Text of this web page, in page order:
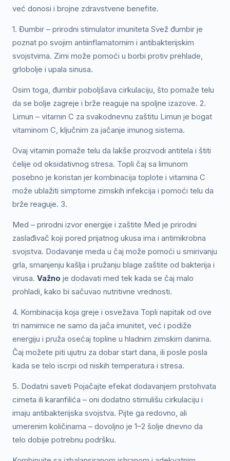
već donosi i brojne zdravstvene benefite.
1. Đumbir – prirodni stimulator imuniteta Svež đumbir je
poznat po svojim antiinflamatornim i antibakterijskim
svojstvima. Zimi može pomoći u borbi protiv prehlade,
grlobolje i upala sinusa.
Osim toga, đumbir poboljšava cirkulaciju, što pomaže telu
da se bolje zagreje i brže reaguje na spoljne izazove. 2.
Limun – vitamin C za svakodnevnu zaštitu Limun je bogat
vitaminom C, ključnim za jačanje imunog sistema.
Ovaj vitamin pomaže telu da lakše proizvodi antitela i štiti
ćelije od oksidativnog stresa. Topli čaj sa limunom
posebno je koristan jer kombinacija toplote i vitamina C
može ublažiti simptome zimskih infekcija i pomoći telu da
brže reaguje. 3.
Med – prirodni izvor energije i zaštite Med je prirodni
zaslađivač koji pored prijatnog ukusa ima i antimikrobna
svojstva. Dodavanje meda u čaj može pomoći u smirivanju
grla, smanjenju kašlja i pružanju blage zaštite od bakterija i
virusa. Važno je dodavati med tek kada se čaj malo
prohladi, kako bi sačuvao nutritivne vrednosti.
4. Kombinacija koja greje i osvežava Topli napitak od ove
tri namirnice ne samo da jača imunitet, već i podiže
energiju i pruža osećaj topline u hladnim zimskim danima.
Čaj možete piti ujutru za dobar start dana, ili posle posla
kada se telo iscrpi od niskih temperatura i stresa.
5. Dodatni saveti Pojačajte efekat dodavanjem prstohvata
cimeta ili karanfilića – oni dodatno stimulišu cirkulaciju i
imaju antibakterijska svojstva. Pijte ga redovno, ali
umerenim količinama – dovoljno je 1–2 šolje dnevno da
telo dobije potrebnu podršku.